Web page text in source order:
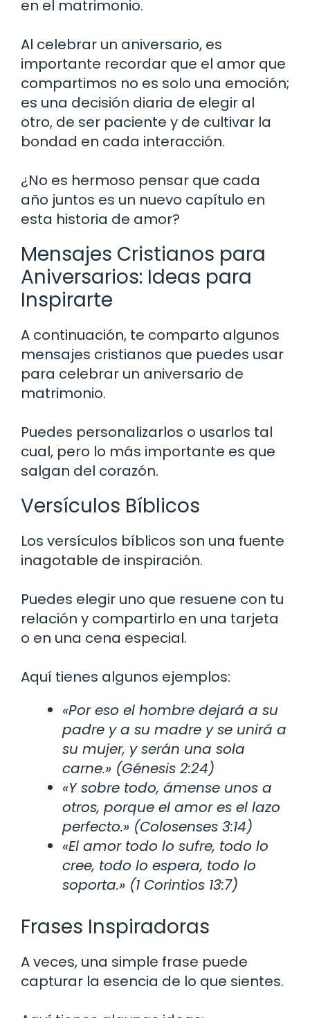
en el matrimonio.
Al celebrar un aniversario, es
importante recordar que el amor que
compartimos no es solo una emoción;
es una decisión diaria de elegir al
otro, de ser paciente y de cultivar la
bondad en cada interacción.
¿No es hermoso pensar que cada
año juntos es un nuevo capítulo en
esta historia de amor?
Mensajes Cristianos para
Aniversarios: Ideas para
Inspirarte
A continuación, te comparto algunos
mensajes cristianos que puedes usar
para celebrar un aniversario de
matrimonio.
Puedes personalizarlos o usarlos tal
cual, pero lo más importante es que
salgan del corazón.
Versículos Bíblicos
Los versículos bíblicos son una fuente
inagotable de inspiración.
Puedes elegir uno que resuene con tu
relación y compartirlo en una tarjeta
o en una cena especial.
Aquí tienes algunos ejemplos:
«Por eso el hombre dejará a su
padre y a su madre y se unirá a
su mujer, y serán una sola
carne.» (Génesis 2:24)
«Y sobre todo, ámense unos a
otros, porque el amor es el lazo
perfecto.» (Colosenses 3:14)
«El amor todo lo sufre, todo lo
cree, todo lo espera, todo lo
soporta.» (1 Corintios 13:7)
Frases Inspiradoras
A veces, una simple frase puede
capturar la esencia de lo que sientes.